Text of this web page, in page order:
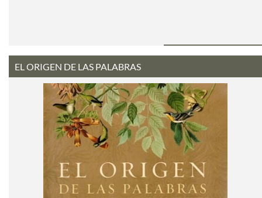
EL ORIGEN DE LAS PALABRAS